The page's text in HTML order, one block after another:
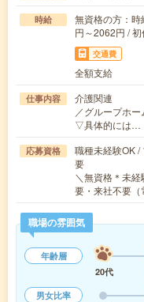
時給
無資格の方：
円～2062円 /
交通費
全額支給
仕事内容
介護関連
／グループホ
▽具体的には…
応募資格
職種未経験OK /
要
＼無資格＊未
要・来社不要
職場の雰囲気
年齢層
20代
男女比率